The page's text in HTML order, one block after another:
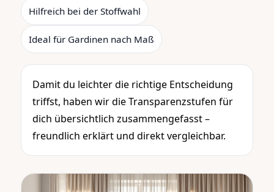
Hilfreich bei der Stoffwahl
Ideal für Gardinen nach Maß
Damit du leichter die richtige Entscheidung
triffst, haben wir die Transparenzstufen für
dich übersichtlich zusammengefasst –
freundlich erklärt und direkt vergleichbar.